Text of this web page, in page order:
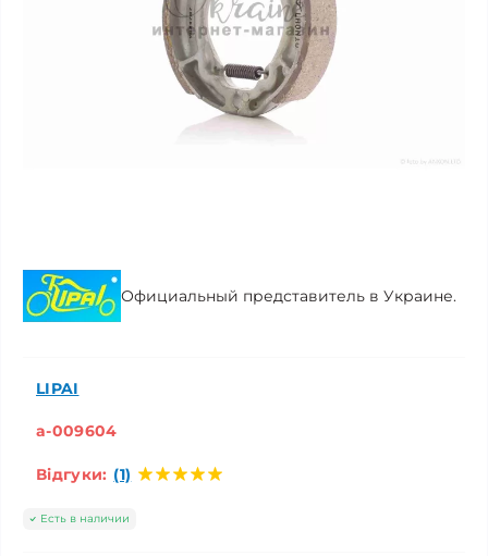
Официальный представитель в Украине.
LIPAI
a-009604
Відгуки: (1)
Есть в наличии